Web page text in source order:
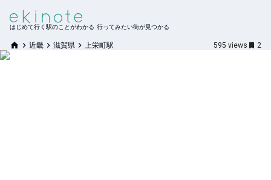
はじめて行く駅のことがわかる 行ってみたい街が見つかる
近畿 滋賀県 上栄町駅 595 views 2